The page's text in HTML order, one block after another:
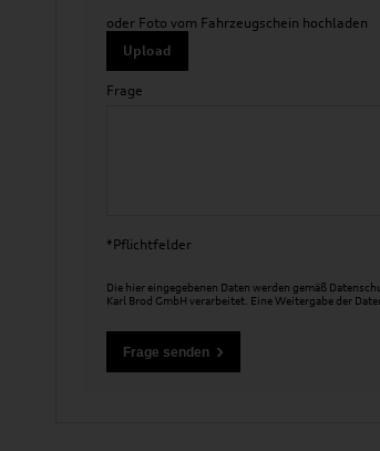
oder Foto vom Fahrzeugschein hochladen
Upload
Frage
*Pflichtfelder
Die hier eingegebenen Daten werden gemäß
Karl Brod GmbH verarbeitet. Eine Weitergabe der